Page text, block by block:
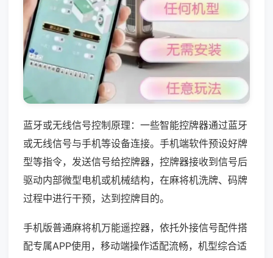
蓝牙或无线信号控制原理：一些智能控牌器通过蓝牙
或无线信号与手机等设备连接。手机端软件预设好牌
型等指令，发送信号给控牌器，控牌器接收到信号后
驱动内部微型电机或机械结构，在麻将机洗牌、码牌
过程中进行干预，达到控牌目的。
手机版普通麻将机万能遥控器，依托外接信号配件搭
配专属APP使用，移动端操作适配流畅，机型综合适